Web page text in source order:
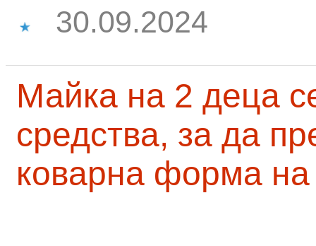
30.09.2024
Майка на 2 деца
средства, за да
коварна форма на